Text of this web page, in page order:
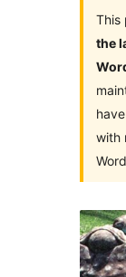
This
the
with